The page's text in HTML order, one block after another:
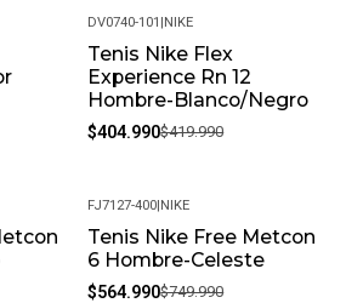
-4%
DV0740-101 NIKE
Tenis Nike Flex
Experience Rn 12
Hombre-Blanco/Negro
$404.990$419.990
-25%
FJ7127-400 NIKE
Tenis Nike Free Metcon
6 Hombre-Celeste
$564.990$749.990